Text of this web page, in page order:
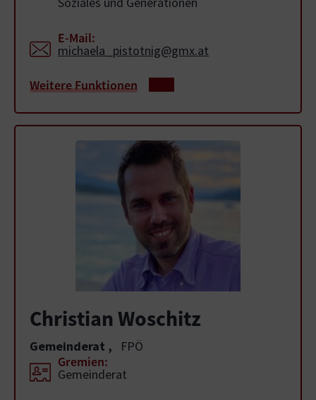
E-Mail:
michaela_pistotnig@gmx.at
Weitere Funktionen
Christian Woschitz
Gemeinderat ,
FPÖ
Gremien:
Gemeinderat